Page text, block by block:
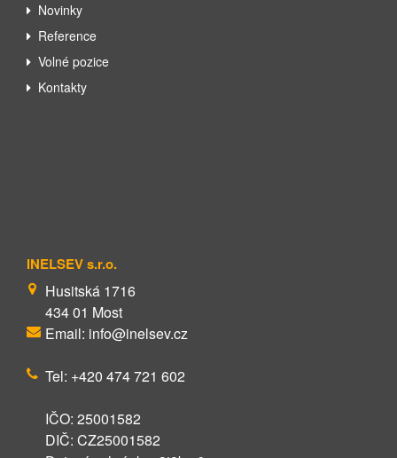
Novinky
Reference
Volné pozice
Kontakty
INELSEV s.r.o.
Husitská 1716
434 01 Most
Email: info@inelsev.cz
Tel: +420 474 721 602
IČO: 25001582
DIČ: CZ25001582